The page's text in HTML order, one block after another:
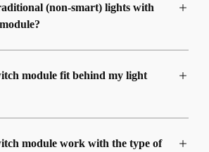
(non-smart) lights with
module fit behind my light
module work with the type of